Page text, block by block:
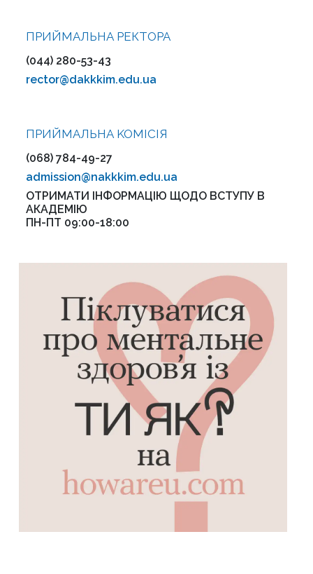
ПРИЙМАЛЬНА РЕКТОРА
(044) 280-53-43
rector@dakkkim.edu.ua
ПРИЙМАЛЬНА KOMІСІЯ
(068) 784-49-27
admission@nakkkim.edu.ua
ОТРИМАТИ ІНФОРМАЦІЮ ЩОДО ВСТУПУ В
АКАДЕМІЮ
ПН-ПТ 09:00-18:00